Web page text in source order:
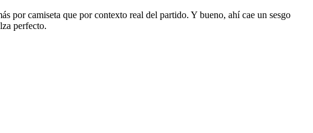
por camiseta que por contexto real del partido. Y bueno, ahí cae un sesgo
perfecto.